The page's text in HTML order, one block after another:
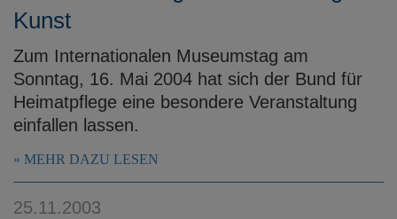
Kunst
Zum Internationalen Museumstag am
Sonntag, 16. Mai 2004 hat sich der Bund für
Heimatpflege eine besondere Veranstaltung
einfallen lassen.
MEHR DAZU LESEN
25.11.2003